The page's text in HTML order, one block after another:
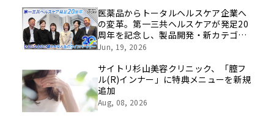
医薬品からトータルヘルスケア企業へ
の変革。第一三共ヘルスケアが発足20
周年を記念し、製品開発・新カテゴリ
挑戦の舞台や旧社統合時のエピソード
像を公開！
Jun, 19, 2026
サイトリ杉山美容クリニック、「膣フ
ル(R)インナー」に特典メニューを新規
追加
Aug, 08, 2026